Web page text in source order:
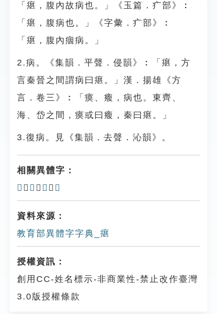
「瘎，腹內故病也。」《玉篇．疒部》︰
「瘎，腹病也。」《字彙．疒部》︰
「瘎，腹內痼病。」
2.病。《集韻．平聲．侵韻》︰「瘎，方
言秦晉之間謂病曰瘎。」漢．揚雄《方
言．卷三》︰「瘼、癁，病也。東齊、
海、岱之間，瘼或曰癁，秦曰瘎。」
3.復病。見《集韻．去聲．沁韻》。
相關異體字：
𤴺 、 㽸 、 𤵔 、 𤴴
資料來源：
教育部異體字字典_瘎
授權資訊：
創用CC-姓名標示-非商業性-禁止改作臺灣
3.0版授權條款